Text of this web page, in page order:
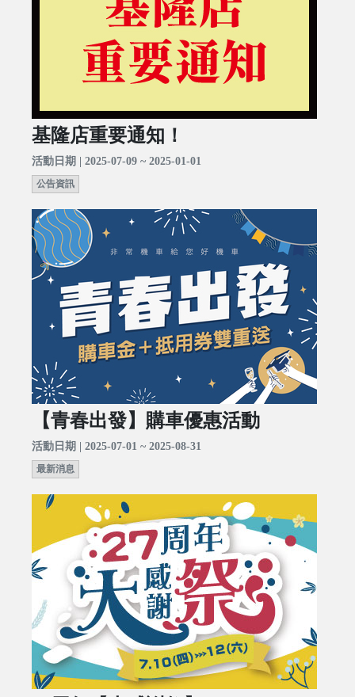
基隆店重要通知！
活動日期 | 2025-07-09 ~ 2025-01-01
公告資訊
【青春出發】購車優惠活動
活動日期 | 2025-07-01 ~ 2025-08-31
最新消息